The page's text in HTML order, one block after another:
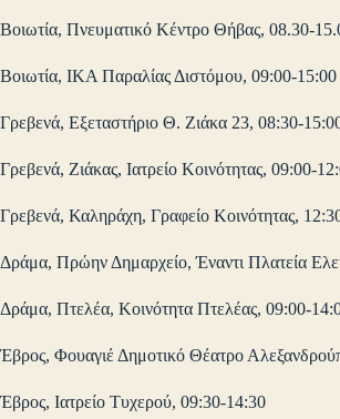
Βοιωτία, Πνευματικό Κέντρο Θήβας, 08.30-
Βοιωτία, ΙΚΑ Παραλίας Διστόμου, 09:00-15:00
Γρεβενά, Εξεταστήριο Θ. Ζιάκα 23, 08:30-
Γρεβενά, Ζιάκας, Ιατρείο Κοινότητας, 09:00-
Γρεβενά, Καληράχη, Γραφείο Κοινότητας,
Δράμα, Πρώην Δημαρχείο, Έναντι Πλατεία
Δράμα, Πτελέα, Κοινότητα Πτελέας, 09:00-
Έβρος, Φουαγιέ Δημοτικό Θέατρο
Έβρος, Ιατρείο Τυχερού, 09:30-14:30